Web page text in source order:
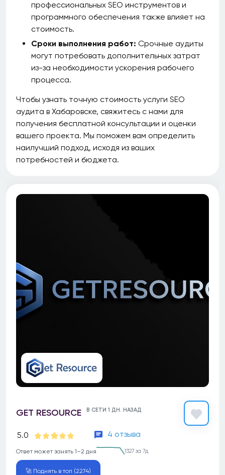
профессиональных SEO инструментов и
программного обеспечения также влияет на
стоимость.
Сроки выполнения работ: Срочные аудиты
могут потребовать дополнительных затрат
из-за необходимости ускорения рабочего
процесса.
Чтобы узнать точную стоимость услуги SEO
аудита в Хабаровске, свяжитесь с нами для
получения бесплатной консультации и оценки
вашего проекта. Мы поможем вам определить
наилучший подход, исходя из ваших
потребностей и бюджета.
GET RESOURCE В СЕТИ 1 ДН. НАЗАД
5.0 4 отзыва
Ответ может занять 1–2 дня 1327 за 7д
🚀 Поднять в топ (2274)